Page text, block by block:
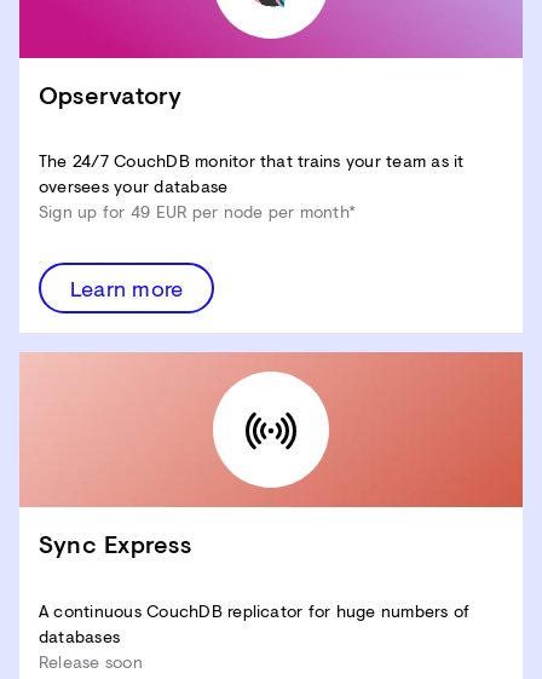
Opservatory
The 24/7 CouchDB monitor that trains your team as it
oversees your database
Sign up for 49 EUR per node per month*
Learn more
Sync Express
A continuous CouchDB replicator for huge numbers of
databases
Release soon